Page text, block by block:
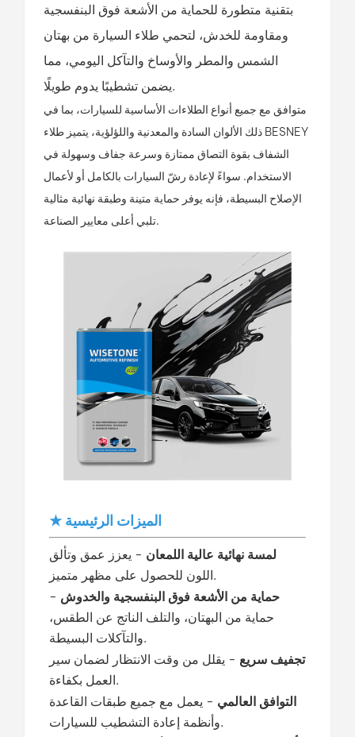
بتقنية متطورة للحماية من الأشعة فوق البنفسجية
ومقاومة للخدش، لتحمي طلاء السيارة من بهتان
الشمس والمطر والأوساخ والتآكل اليومي، مما
يضمن تشطيبًا يدوم طويلًا.
متوافق مع جميع أنواع الطلاءات الأساسية للسيارات، بما في
ذلك الألوان السادة والمعدنية واللؤلؤية، يتميز طلاء BESNEY
الشفاف بقوة التصاق ممتازة وسرعة جفاف وسهولة في
الاستخدام. سواءً لإعادة رشّ السيارات بالكامل أو لأعمال
الإصلاح البسيطة، فإنه يوفر حماية متينة وطبقة نهائية مثالية
تلبي أعلى معايير الصناعة.
★ الميزات الرئيسية
لمسة نهائية عالية اللمعان - يعزز عمق وتألق
اللون للحصول على مظهر متميز.
حماية من الأشعة فوق البنفسجية والخدوش -
حماية من البهتان، والتلف الناتج عن الطقس،
والتآكلات البسيطة.
تجفيف سريع - يقلل من وقت الانتظار لضمان سير
العمل بكفاءة.
التوافق العالمي - يعمل مع جميع طبقات القاعدة
وأنظمة إعادة التشطيب للسيارات.